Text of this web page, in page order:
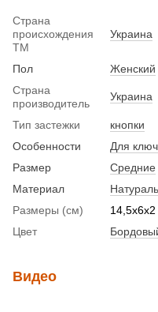
Страна
происхождения
ТМ
Украина
Пол
Женский
Страна
производитель
Украина
Тип застежки
кнопки
Особенности
Для
Размер
Средние
Материал
Размеры (см)
14,5х6х2
Цвет
Видео